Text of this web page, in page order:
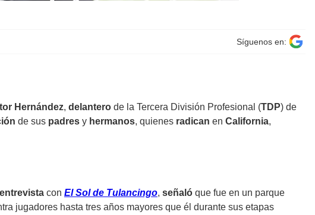
Síguenos en:
Hernández, delantero de la Tercera División Profesional (TDP) de
de sus padres y hermanos, quienes radican en California,
entrevista con El Sol de Tulancingo, señaló que fue en un parque
jugadores hasta tres años mayores que él durante sus etapas